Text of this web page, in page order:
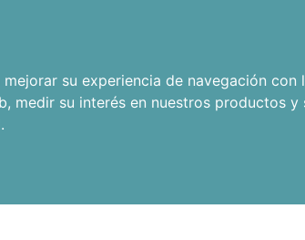
su experiencia de navegación con
, medir su interés en nuestros productos
.